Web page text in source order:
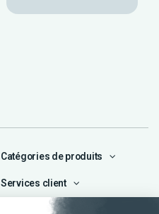
Catégories de produits
Services client